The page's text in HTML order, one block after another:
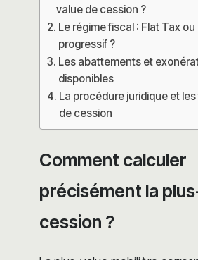
value de cession ?
Le régime fiscal : Flat Tax
progressif ?
Les abattements et
disponibles
La procédure juridique et
de cession
Comment calculer
précisément la
cession ?